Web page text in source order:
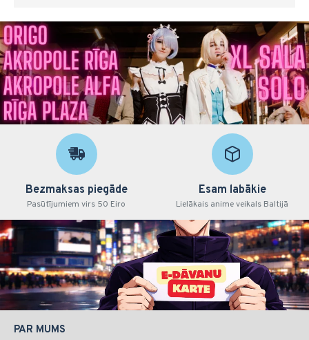
Bezmaksas piegāde
Pasūtījumiem virs 50 Eiro
Esam labākie
Lielākais anime veikals Baltijā
PAR MUMS